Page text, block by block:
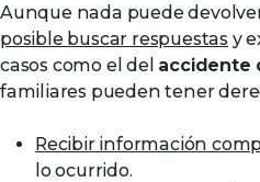
Aunque nada puede
posible buscar respuestas y
casos como el del accidente
familiares pueden tener
Recibir información
lo ocurrido.